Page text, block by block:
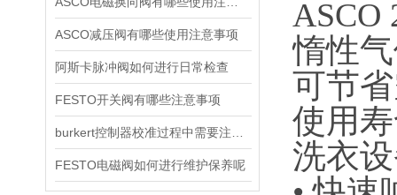
ASCO减压阀有哪些使用注意事项
阿斯卡脉冲阀如何进行日常检查
FESTO开关阀有哪些注意事项
FESTO电磁阀如何进行维护保养呢
ASCO
惰性
可节
使用
洗衣